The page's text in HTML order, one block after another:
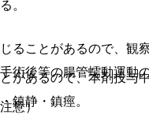
ことがあるので、観
あるので、本剤投与
意）
。
術後等の腸管蠕動運動
鎮静・鎮痙。